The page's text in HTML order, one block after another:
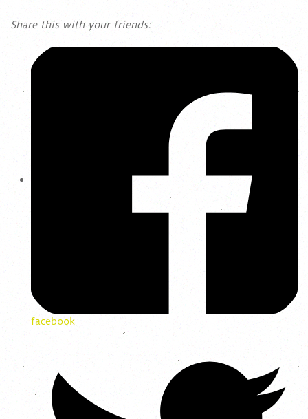
Share this with your friends:
facebook